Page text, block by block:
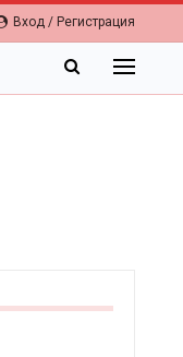
Вход / Регистрация